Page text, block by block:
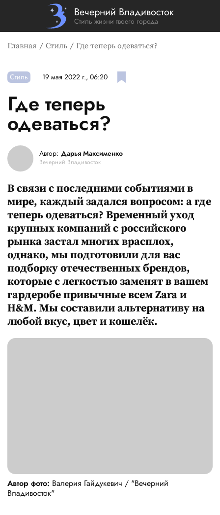
Вечерний Владивосток
Стиль жизни твоего города
Главная Стиль Где теперь одеваться?
Стиль 19 мая 2022 г., 06:20
Где теперь
одеваться?
Автор: Дарья Максименко
Вечерний Владивосток
В связи с последними событиями в
мире, каждый задался вопросом: а где
теперь одеваться? Временный уход
крупных компаний с российского
рынка застал многих врасплох,
однако, мы подготовили для вас
подборку отечественных брендов,
которые с легкостью заменят в вашем
гардеробе привычные всем Zara и
H&M. Мы составили альтернативу на
любой вкус, цвет и кошелёк.
Автор фото: Валерия Гайдукевич / "Вечерний
Владивосток"